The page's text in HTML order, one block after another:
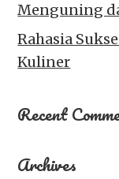
Menguning
Rahasia
Kuliner
Recent
Archives